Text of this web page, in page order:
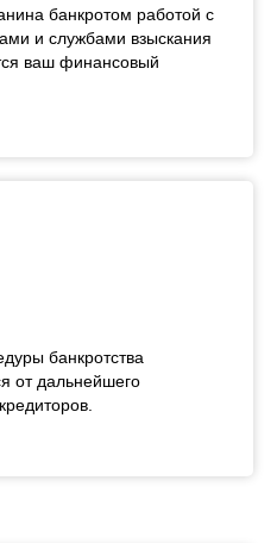
банкротом работой с
и службами взыскания
ваш финансовый
банкротства
от дальнейшего